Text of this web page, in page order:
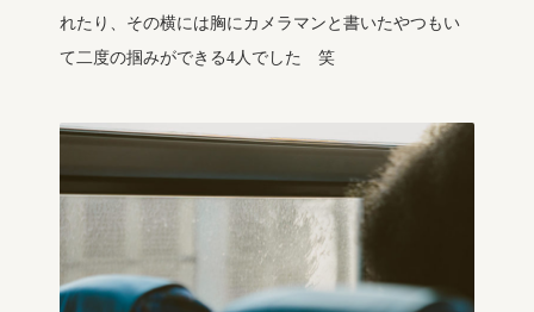
れたり、その横には胸にカメラマンと書いたやつもい
て二度の掴みができる4人でした 笑